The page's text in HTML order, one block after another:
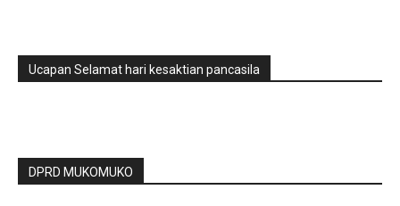
Ucapan Selamat hari kesaktian pancasila
DPRD MUKOMUKO